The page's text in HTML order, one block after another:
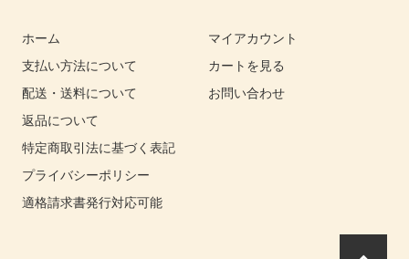
ホーム
支払い方法について
配送・送料について
返品について
特定商取引法に基づく表記
プライバシーポリシー
適格請求書発行対応可能
マイアカウント
カートを見る
お問い合わせ